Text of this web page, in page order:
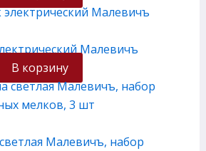
Малевичъ
В корзину
Малевичъ, набор